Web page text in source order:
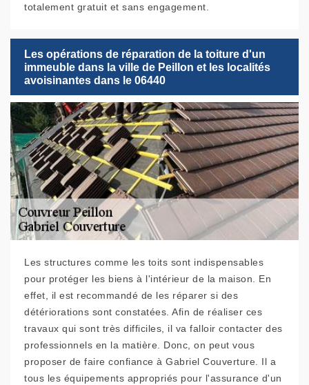
totalement gratuit et sans engagement.
Les opérations de réparation de la toiture d'un
immeuble dans la ville de Peillon et les localités
avoisinantes dans le 06440
Les structures comme les toits sont indispensables
pour protéger les biens à l'intérieur de la maison. En
effet, il est recommandé de les réparer si des
détériorations sont constatées. Afin de réaliser ces
travaux qui sont très difficiles, il va falloir contacter des
professionnels en la matière. Donc, on peut vous
proposer de faire confiance à Gabriel Couverture. Il a
tous les équipements appropriés pour l'assurance d'un